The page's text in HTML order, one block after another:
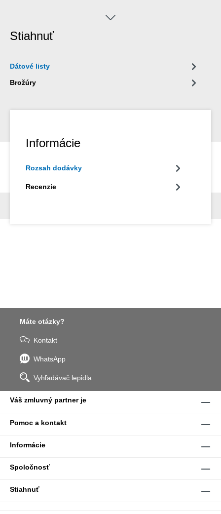
potravinami alebo ich obalom. Food Grade Lubricant bol
farmaceutickom a kozmetickom priemysle.
Stiahnuť
Dátové listy
Brožúry
Informácie
Rozsah dodávky
Recenzie
Máte otázky?
Kontakt
WhatsApp
Vyhľadávač lepidla
Váš zmluvný partner je
Pomoc a kontakt
Informácie
Spoločnosť
Stiahnuť